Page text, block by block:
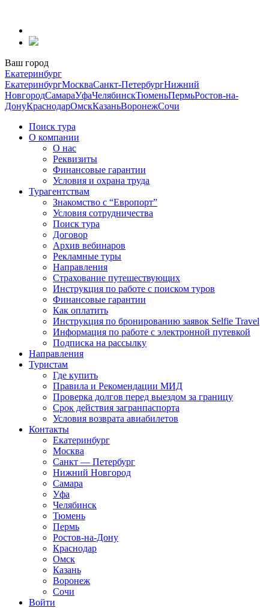
содержанию
Ваш город
Екатеринбург
ЕкатеринбургМоскваСанкт-ПетербургНижний
НовгородСамараУфаЧелябинскТюменьПермьРостов-на-
ДонуКраснодарОмскКазаньВоронежСочи
Поиск тура
О компании
О нас
Реквизиты
Финансовые гарантии
Условия и охрана труда
Турагентствам
Знакомство с “Европорт”
Условия сотрудничества
Поиск тура
Договор
Архив вебинаров
Рекламные туры
Направления
Страхование путешествующих
Инструкция по работе с поиском туров
Финансовые гарантии
Как оплатить
Инструкция по бронированию заявок Selfie Travel
Информация по работе с электронной путевкой
Подписка на рассылку
Направления
Туристам
Где купить
Правила и Рекомендации МИД
Проверка долгов перед выездом за границу
Срок действия загранпаспорта
Условия возврата авиабилетов
Контакты
Екатеринбург
Москва
Санкт — Петербург
Нижний Новгород
Самара
Уфа
Челябинск
Тюмень
Пермь
Ростов-на-Дону
Краснодар
Омск
Казань
Воронеж
Сочи
Войти